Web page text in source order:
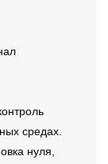
средах.
нуля,